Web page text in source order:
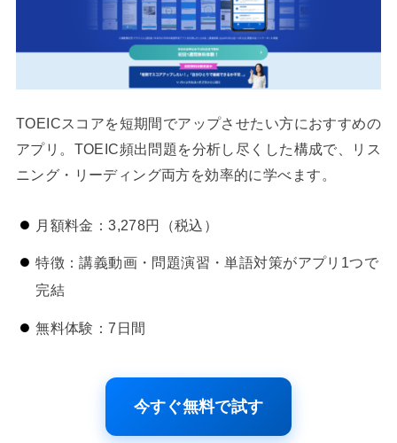
TOEICスコアを短期間でアップさせたい方におすすめの
アプリ。TOEIC頻出問題を分析し尽くした構成で、リス
ニング・リーディング両方を効率的に学べます。
月額料金：3,278円（税込）
特徴：講義動画・問題演習・単語対策がアプリ1つで
完結
無料体験：7日間
今すぐ無料で試す